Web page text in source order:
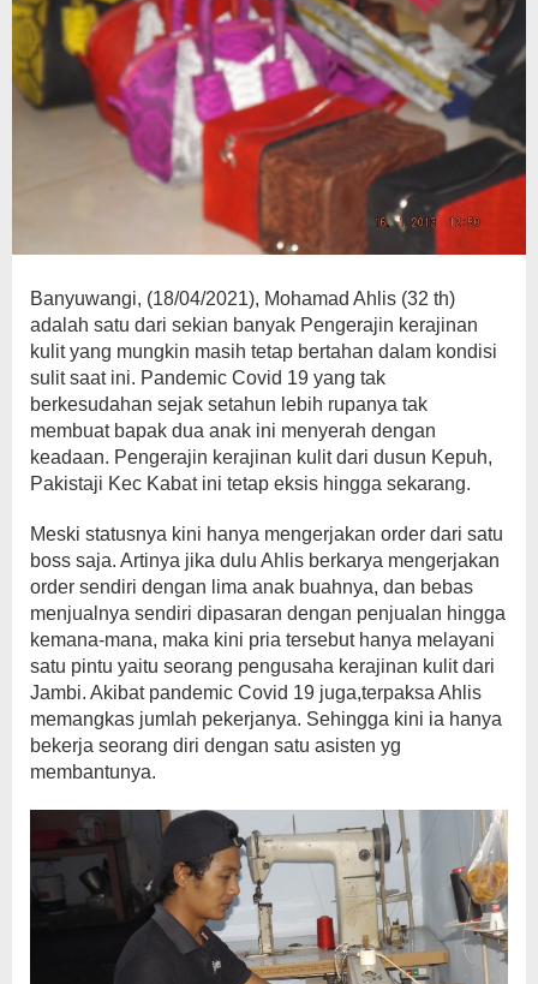
Banyuwangi, (18/04/2021), Mohamad Ahlis (32 th)
adalah satu dari sekian banyak Pengerajin kerajinan
kulit yang mungkin masih tetap bertahan dalam kondisi
sulit saat ini. Pandemic Covid 19 yang tak
berkesudahan sejak setahun lebih rupanya tak
membuat bapak dua anak ini menyerah dengan
keadaan. Pengerajin kerajinan kulit dari dusun Kepuh,
Pakistaji Kec Kabat ini tetap eksis hingga sekarang.
Meski statusnya kini hanya mengerjakan order dari satu
boss saja. Artinya jika dulu Ahlis berkarya mengerjakan
order sendiri dengan lima anak buahnya, dan bebas
menjualnya sendiri dipasaran dengan penjualan hingga
kemana-mana, maka kini pria tersebut hanya melayani
satu pintu yaitu seorang pengusaha kerajinan kulit dari
Jambi. Akibat pandemic Covid 19 juga,terpaksa Ahlis
memangkas jumlah pekerjanya. Sehingga kini ia hanya
bekerja seorang diri dengan satu asisten yg
membantunya.